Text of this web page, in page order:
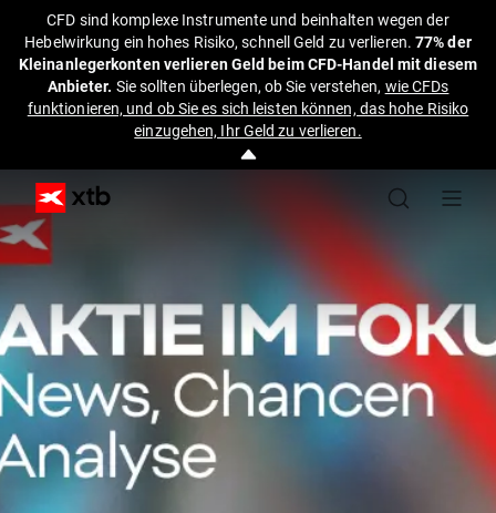
CFD sind komplexe Instrumente und beinhalten wegen der
Hebelwirkung ein hohes Risiko, schnell Geld zu verlieren.77% der
Kleinanlegerkonten verlieren Geld beim CFD-Handel mit diesem
Anbieter. Sie sollten überlegen, ob Sie verstehen, wie CFDs
funktionieren, und ob Sie es sich leisten können, das hohe Risiko
einzugehen, Ihr Geld zu verlieren.